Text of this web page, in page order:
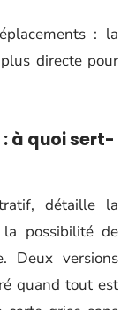
: la
directe pour
à quoi sert-
détaille la
possibilité de
Deux versions
quand tout est